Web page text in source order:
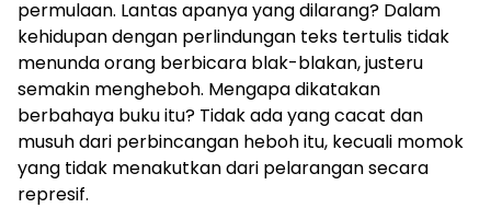
permulaan. Lantas apanya yang dilarang? Dalam
kehidupan dengan perlindungan teks tertulis tidak
menunda orang berbicara blak-blakan, justeru
semakin mengheboh. Mengapa dikatakan
berbahaya buku itu? Tidak ada yang cacat dan
musuh dari perbincangan heboh itu, kecuali momok
yang tidak menakutkan dari pelarangan secara
represif.